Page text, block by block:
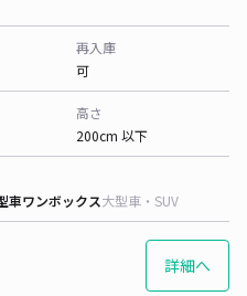
再入庫
可
高さ
200cm 以下
車ワンボックス大型車・SUV
詳細へ